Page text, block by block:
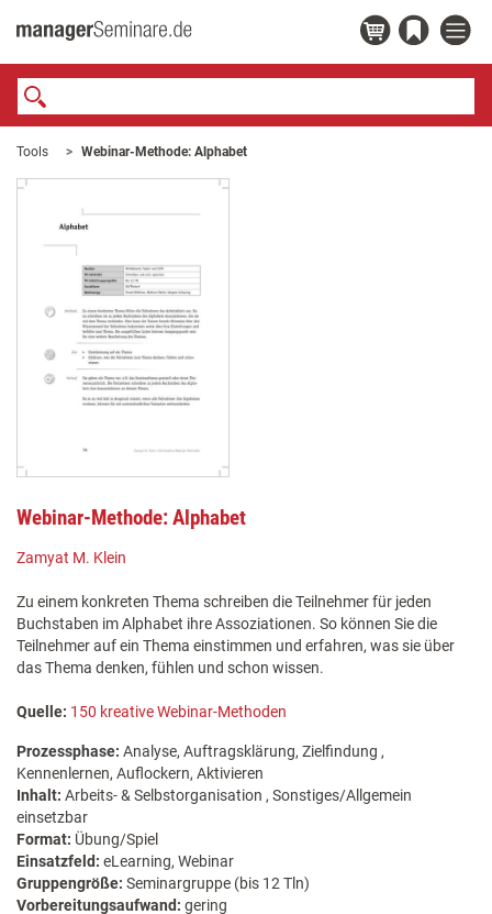
Tools Webinar-Methode: Alphabet
Webinar-Methode: Alphabet
Zamyat M. Klein
Zu einem konkreten Thema schreiben die Teilnehmer für jeden
Buchstaben im Alphabet ihre Assoziationen. So können Sie die
Teilnehmer auf ein Thema einstimmen und erfahren, was sie über
das Thema denken, fühlen und schon wissen.
Quelle: 150 kreative Webinar-Methoden
Prozessphase: Analyse, Auftragsklärung, Zielfindung ,
Kennenlernen, Auflockern, Aktivieren
Inhalt: Arbeits- & Selbstorganisation , Sonstiges/Allgemein
einsetzbar
Format: Übung/Spiel
Einsatzfeld: eLearning, Webinar
Gruppengröße: Seminargruppe (bis 12 Tln)
Vorbereitungsaufwand: gering